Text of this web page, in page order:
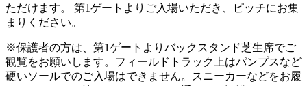
ただけます。 第1ゲートよりご入場いただき、ピッチにお集
まりください。
※保護者の方は、第1ゲートよりバックスタンド芝生席でご
観覧をお願いします。フィールドトラック上はパンプスなど
硬いソールでのご入場はできません。スニーカーなどをお履